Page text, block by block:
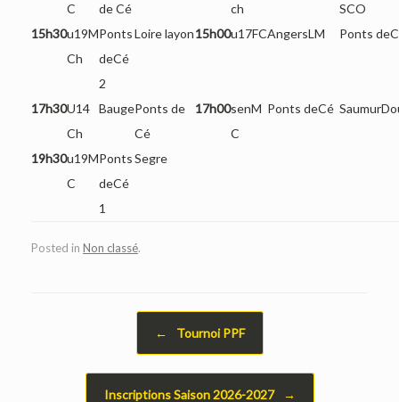
C
de Cé
ch
SCO
15h30u19M
Ch
Ponts
deCé
2
Loire layon15h00u17FCAngersLM Ponts
17h30U14
Ch
BaugePonts de
Cé
17h00senM
C
Ponts deCé
19h30u19M
C
Ponts
deCé
1
Segre
Posted in Non classé.
← Tournoi PPF
Inscriptions Saison 2026-2027 →